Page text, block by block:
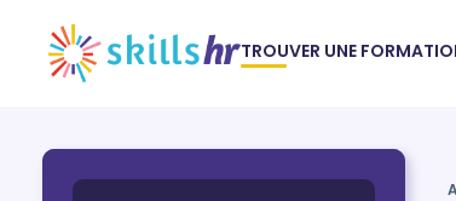
TROUVER UNE